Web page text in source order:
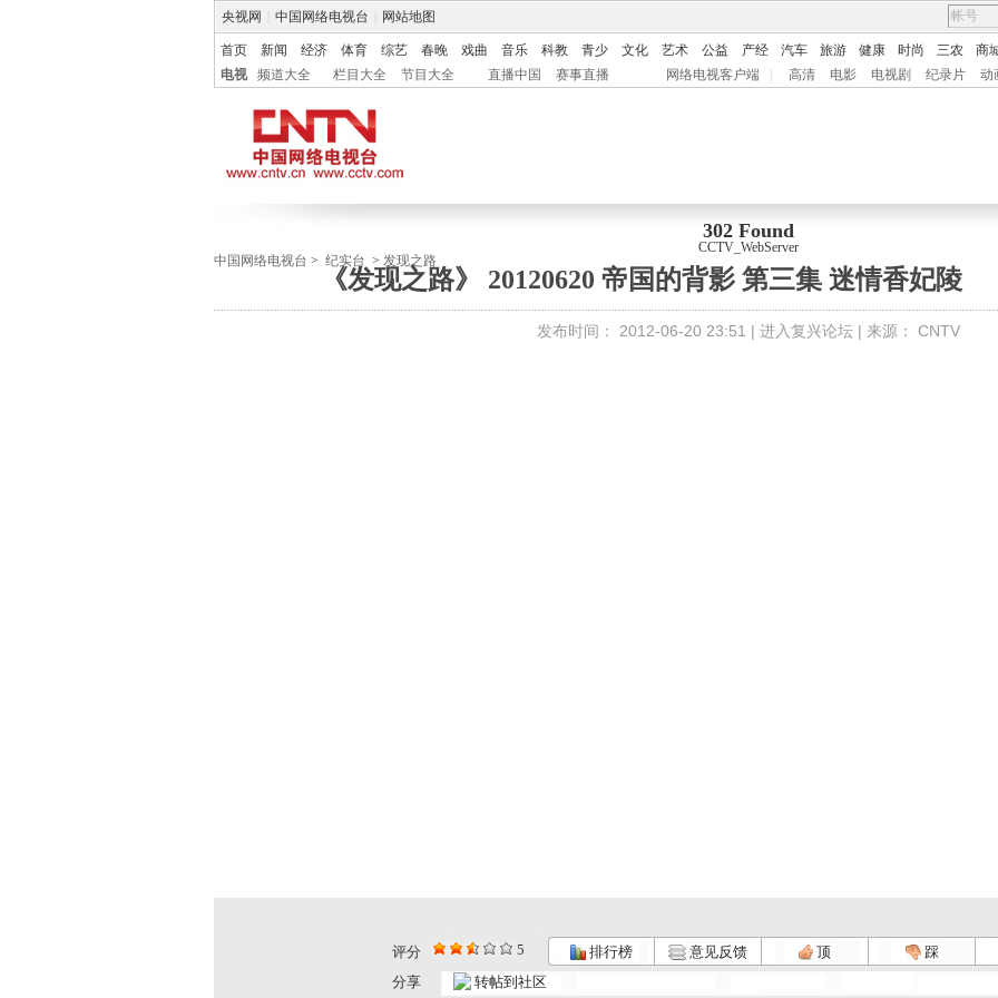
央视网 中国网络电视台 网站地图
首页 新闻 经济 体育 综艺 春晚 戏曲 音乐 科教 青少 文化 艺术 公益 产经 汽车 旅游 健康 时尚 三农
商
电视
频道大全 栏目大全 节目大全 直播中国 赛事直播 网络电视客户端 高清 电影 电视剧 纪录片 动
302 Found
CCTV_WebServer
中国网络电视台 > 纪实台 > 发现之路
《发现之路》 20120620 帝国的背影 第三集 迷情香妃陵
发布时间： 2012-06-20 23:51 | 进入复兴论坛 | 来源： CNTV
评分 5 排行榜 意见反馈 顶
踩
分享
转帖到社区